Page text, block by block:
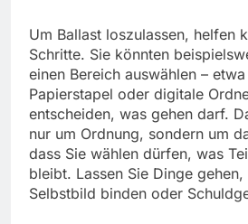
Um Ballast loszulassen, helfen
Schritte. Sie könnten
einen Bereich auswählen –
Papierstapel oder digitale
entscheiden, was gehen darf.
nur um Ordnung, sondern um
dass Sie wählen dürfen, was
bleibt. Lassen Sie Dinge
Selbstbild binden oder